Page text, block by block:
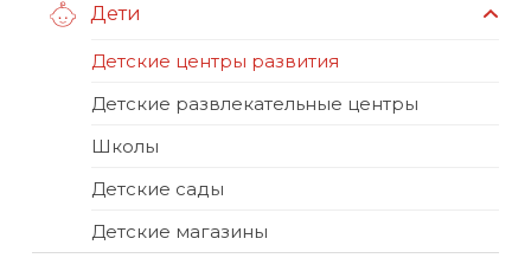
Дети
Детские центры развития
Детские развлекательные центры
Школы
Детские сады
Детские магазины